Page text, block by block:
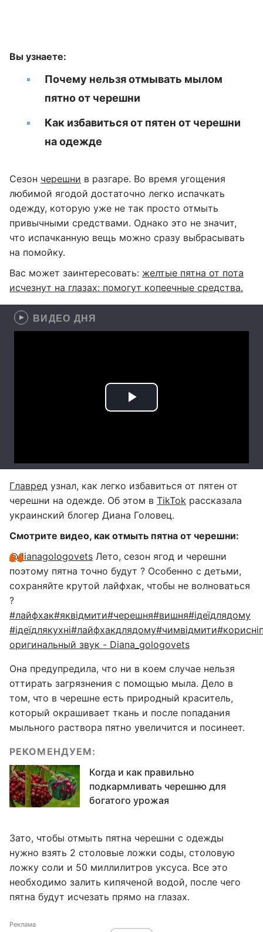
Вы узнаете:
Почему нельзя отмывать мылом
пятно от черешни
Как избавиться от пятен от черешни
на одежде
Сезон черешни в разгаре. Во время угощения
любимой ягодой достаточно легко испачкать
одежду, которую уже не так просто отмыть
привычными средствами. Однако это не значит,
что испачканную вещь можно сразу выбрасывать
на помойку.
Вас может заинтересовать: желтые пятна от пота
исчезнут на глазах: помогут копеечные средства.
ВИДЕО ДНЯ
Главред узнал, как легко избавиться от пятен от
черешни на одежде. Об этом в TikTok рассказала
украинский блогер Диана Головец.
Смотрите видео, как отмыть пятна от черешни:
@dianagologovets Лето, сезон ягод и черешни
поэтому пятна точно будут ? Особенно с детьми,
сохраняйте крутой лайфхак, чтобы не волноваться
?
#лайфхак#яквідмити#черешня#вишня#ідеїдлядому
#ідеїдлякухні#лайфхакдлядому#чимвідмити
оригинальный звук - Diana_gologovets
Она предупредила, что ни в коем случае нельзя
оттирать загрязнения с помощью мыла. Дело в
том, что в черешне есть природный краситель,
который окрашивает ткань и после попадания
мыльного раствора пятно увеличится и посинеет.
РЕКОМЕНДУЕМ:
Когда и как правильно
подкармливать черешню для
богатого урожая
Зато, чтобы отмыть пятна черешни с одежды
нужно взять 2 столовые ложки соды, столовую
ложку соли и 50 миллилитров уксуса. Все это
необходимо залить кипяченой водой, после чего
пятна будут исчезать прямо на глазах.
Реклама